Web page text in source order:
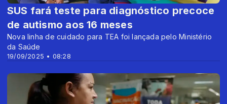
19/09/2025 • 08:28
SUS fará teste para diagnóstico precoce
de autismo aos 16 meses
Nova linha de cuidado para TEA foi lançada pelo Ministério
da Saúde